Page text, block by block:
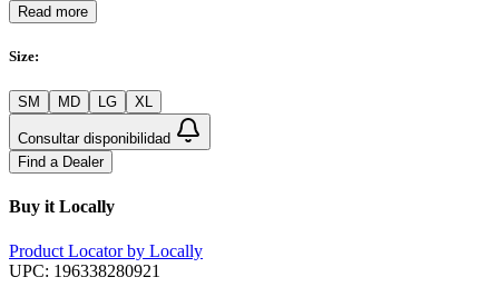
Read more
Size:
SM MD LG XL
Consultar disponibilidad
Find a Dealer
Buy it Locally
Product Locator by Locally
UPC: 196338280921